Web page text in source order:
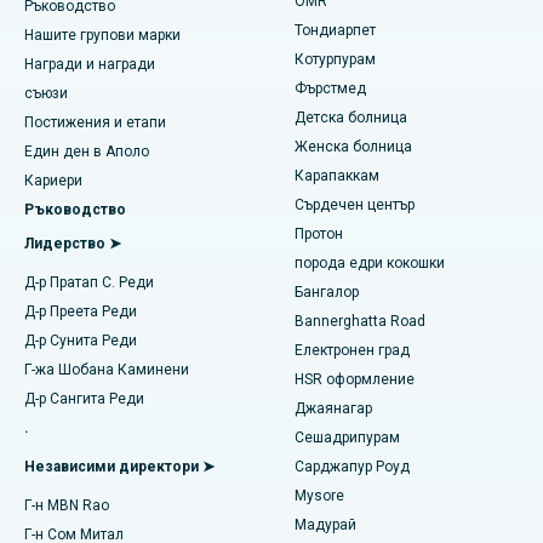
Намерете педиатрична
Намерете дерматолог
Намерете уролог
Намерете диабетолог
Намерете гинеколог
Намерете общопрактикуващ лекар
Най-добрата болница в Джубили Хилс, Хайдерабад
Най-добрата болница в Тондиарпет, Ченай
Най-добрата болница в Котурпурам, Ченай
Най-добрата болница в Kovai Road, Karur
Най-добрата болница в Карапаккам, Ченай
Най-добрата болница в Арилова, Визаг
Най-добрата болница на Канпур Роуд, Лакнау
Най-добрата болница в Сектор-26, Нойда
Най-добрата болница в Гандинагар, Ахмедабад
Най-добрата болница на Банергата Роуд, Бангалор
Липосукция
Коронарна ангиограма
Подмяна на транскатетърния аортен клапан
Ремонт на клапани MitraClip
Минимално инвазивна сърдечна хирургия
Катетърна аблация
Хирургия за възстановяване на ACL
Обратно смяна на рамото
Ендометриална аблация
Емболизация на маточната артерия
Ръководство
Нашите групови марки
Награди и награди
съюзи
Постижения и етапи
Един ден в Аполо
Кариери
Ръководство
Лидерство ➤
Д-р Пратап С. Реди
Д-р Преета Реди
Д-р Сунита Реди
Г-жа Шобана Каминени
Д-р Сангита Реди
.
Независими директори ➤
Г-н MBN Rao
Г-н Сом Митал
Тондиарпет
Котурпурам
Фърстмед
Детска болница
Женска болница
Карапаккам
Сърдечен център
Протон
порода едри кокошки
Бангалор
Bannerghatta Road
Електронен град
HSR оформление
Джаянагар
Сешадрипурам
Сарджапур Роуд
Mysore
Мадурай